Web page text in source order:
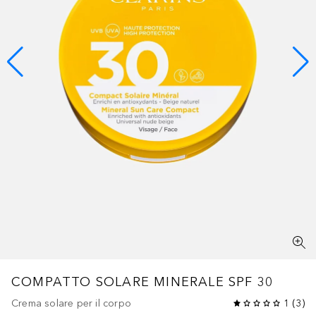
COMPATTO SOLARE MINERALE SPF 30
Crema solare per il corpo 1 (3)